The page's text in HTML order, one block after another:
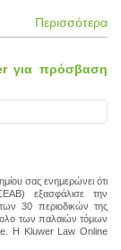
Περισσότερα
για πρόσβαση
σας ενημερώνει ότι
εξασφάλισε την
30 περιοδικών της
των παλαιών τόμων
H Kluwer Law Online